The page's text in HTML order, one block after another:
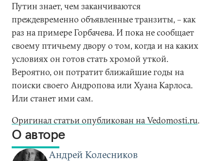
Путин знает, чем заканчиваются
преждевременно объявленные транзиты, – как
раз на примере Горбачева. И пока не сообщает
своему птичьему двору о том, когда и на каких
условиях он готов стать хромой уткой.
Вероятно, он потратит ближайшие годы на
поиски своего Андропова или Хуана Карлоса.
Или станет ими сам.
Оригинал статьи опубликован на Vedomosti.ru.
О авторе
Андрей Колесников